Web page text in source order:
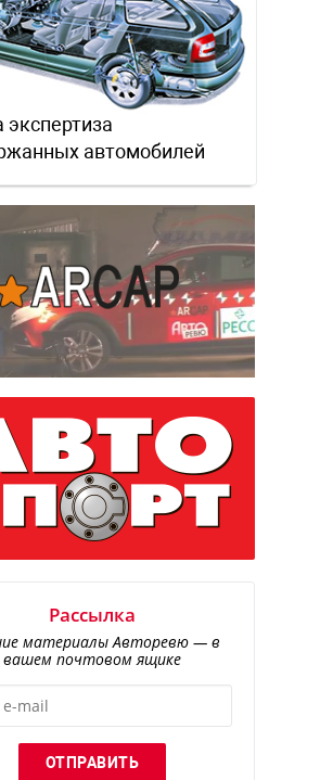
автомобилей
Рассылка
материалы Авторевю — в
вашем почтовом ящике